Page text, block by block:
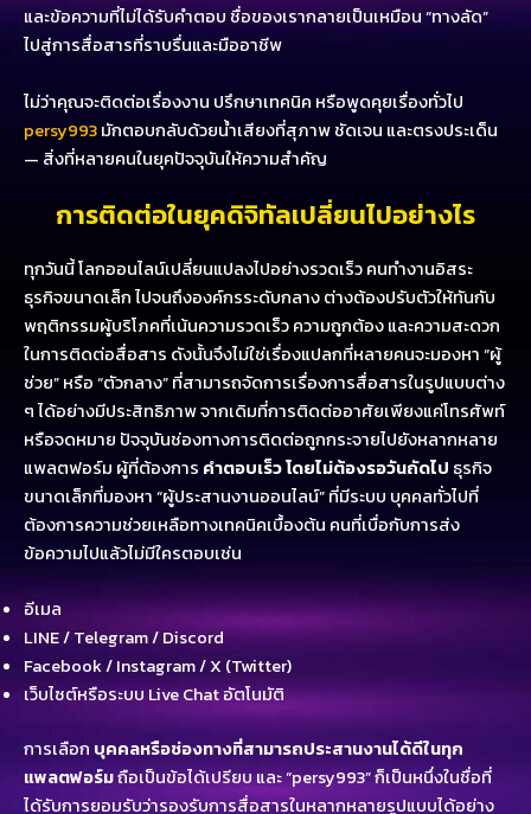
และข้อความที่ไม่ได้รับคำตอบ ชื่อของเรากลายเป็นเหมือน “ทางลัด”
ไปสู่การสื่อสารที่ราบรื่นและมืออาชีพ
ไม่ว่าคุณจะติดต่อเรื่องงาน ปรึกษาเทคนิค หรือพูดคุยเรื่องทั่วไป
persy993มักตอบกลับด้วยน้ำเสียงที่สุภาพ ชัดเจน และตรงประเด็น
— สิ่งที่หลายคนในยุคปัจจุบันให้ความสำคัญ
การติดต่อในยุคดิจิทัลเปลี่ยนไปอย่างไร
ทุกวันนี้ โลกออนไลน์เปลี่ยนแปลงไปอย่างรวดเร็ว คนทำงานอิสระ
ธุรกิจขนาดเล็ก ไปจนถึงองค์กรระดับกลาง ต่างต้องปรับตัวให้ทันกับ
พฤติกรรมผู้บริโภคที่เน้นความรวดเร็ว ความถูกต้อง และความสะดวก
ในการติดต่อสื่อสาร ดังนั้นจึงไม่ใช่เรื่องแปลกที่หลายคนจะมองหา “ผู้
ช่วย” หรือ “ตัวกลาง” ที่สามารถจัดการเรื่องการสื่อสารในรูปแบบต่าง
ๆ ได้อย่างมีประสิทธิภาพ จากเดิมที่การติดต่ออาศัยเพียงแค่โทรศัพท์
หรือจดหมาย ปัจจุบันช่องทางการติดต่อถูกกระจายไปยังหลากหลาย
แพลตฟอร์ม ผู้ที่ต้องการ คำตอบเร็ว โดยไม่ต้องรอวันถัดไป ธุรกิจ
ขนาดเล็กที่มองหา “ผู้ประสานงานออนไลน์” ที่มีระบบ บุคคลทั่วไปที่
ต้องการความช่วยเหลือทางเทคนิคเบื้องต้น คนที่เบื่อกับการส่ง
ข้อความไปแล้วไม่มีใครตอบเช่น
อีเมล
LINE / Telegram / Discord
Facebook / Instagram / X (Twitter)
เว็บไซต์หรือระบบ Live Chat อัตโนมัติ
การเลือก บุคคลหรือช่องทางที่สามารถประสานงานได้ดีในทุก
แพลตฟอร์มถือเป็นข้อได้เปรียบ และ “persy993” ก็เป็นหนึ่งในชื่อที่
ได้รับการยอมรับว่ารองรับการสื่อสารในหลากหลายรูปแบบได้อย่าง